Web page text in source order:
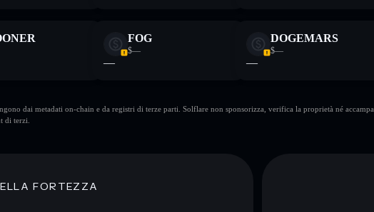
FOG
$—
—
DOGEMARS
$—
—
dai metadati on-chain e da registri di terze parti. Solflare non sponsorizza, verifica la proprietà né accampa
di terzi.
FORTEZZA